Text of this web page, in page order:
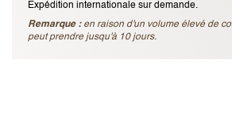
Expédition internationale sur demande.
Remarque : en raison d'un volume élevé de
peut prendre jusqu'à 10 jours.